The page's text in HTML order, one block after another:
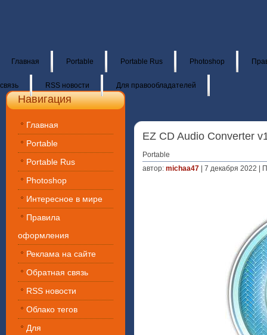
Главная Portable Portable Rus Photoshop
связь RSS новости Для правообладателей
Навигация
Главная
Portable
Portable Rus
Photoshop
Интересное в мире
Правила
оформления
Реклама на сайте
Обратная связь
RSS новости
Облако тегов
Для
EZ CD Audio Converter
Portable
автор: michaa47 | 7 декабря 2022 |